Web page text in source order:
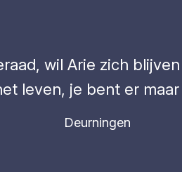
wil Arie zich
leven, je bent er maar
Deurningen